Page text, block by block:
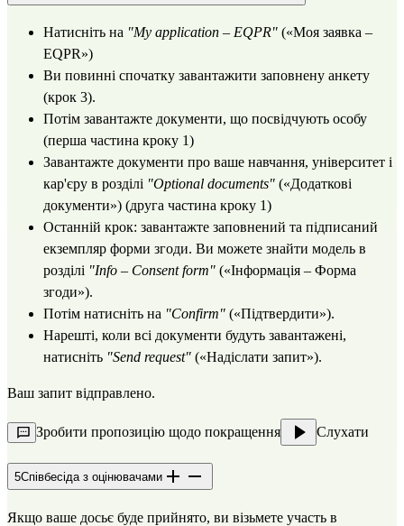
Натисніть на "My application – EQPR" («Моя заявка –
EQPR»)
Ви повинні спочатку завантажити заповнену анкету
(крок 3).
Потім завантажте документи, що посвідчують особу
(перша частина кроку 1)
Завантажте документи про ваше навчання, університет і
кар'єру в розділі "Optional documents" («Додаткові
документи») (друга частина кроку 1)
Останній крок: завантажте заповнений та підписаний
екземпляр форми згоди. Ви можете знайти модель в
розділі "Info – Consent form" («Інформація – Форма
згоди»).
Потім натисніть на "Confirm" («Підтвердити»).
Нарешті, коли всі документи будуть завантажені,
натисніть "Send request" («Надіслати запит»).
Ваш запит відправлено.
Зробити пропозицію щодо покращення Слухати
5Співбесіда з оцінювачами
Якщо ваше досьє буде прийнято, ви візьмете участь в